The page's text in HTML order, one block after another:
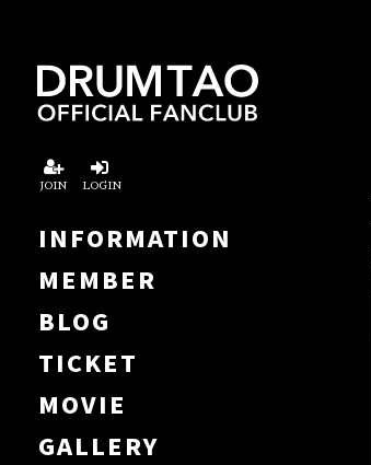
JOIN LOGIN
INFORMATION
MEMBER
BLOG
TICKET
MOVIE
GALLERY